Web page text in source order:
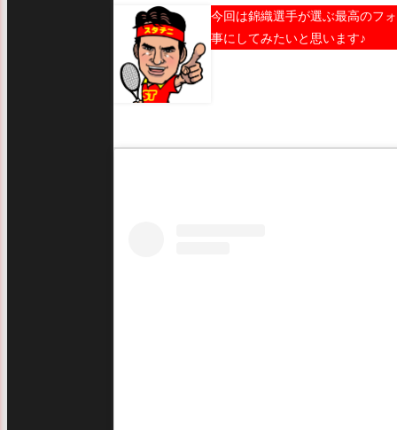
今回は錦織選手が選ぶ最高のフ
事にしてみたいと思います♪